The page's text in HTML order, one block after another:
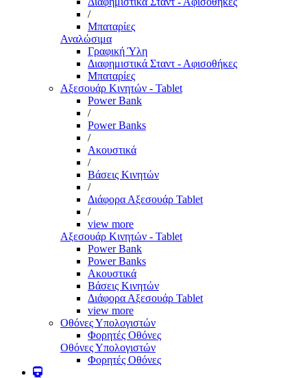
/
Μπαταρίες
Αναλώσιμα
Γραφική Ύλη
Διαφημιστικά Σταντ - Αφισοθήκες
Μπαταρίες
Αξεσουάρ Κινητών - Tablet
Power Bank
/
Power Banks
/
Ακουστικά
/
Βάσεις Κινητών
/
Διάφορα Αξεσουάρ Tablet
/
view more
Αξεσουάρ Κινητών - Tablet
Power Bank
Power Banks
Ακουστικά
Βάσεις Κινητών
Διάφορα Αξεσουάρ Tablet
view more
Οθόνες Υπολογιστών
Φορητές Οθόνες
Οθόνες Υπολογιστών
Φορητές Οθόνες